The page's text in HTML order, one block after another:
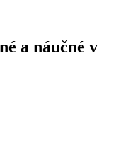
a náučné v